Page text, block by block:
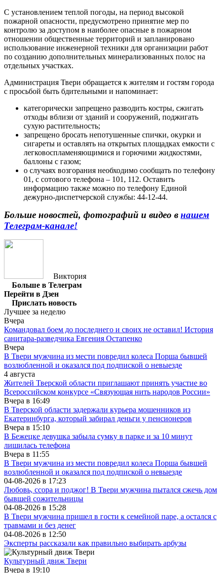
С установлением теплой погоды, на период высокой
пожарной опасности, предусмотрено принятие мер по
контролю за доступом в наиболее опасные в пожарном
отношении общественные территорий и запланировано
использование инженерной техники для организации работ
по созданию дополнительных минерализованных полос на
отдельных участках.
Администрация Твери обращается к жителям и гостям города
с просьбой быть бдительными и напоминает:
категорически запрещено разводить костры, сжигать
отходы вблизи от зданий и сооружений, поджигать
сухую растительность;
запрещено бросать непотушенные спички, окурки и
сигареты и оставлять на открытых площадках емкости с
легковоспламеняющимися и горючими жидкостями,
баллоны с газом;
о случаях возгорания необходимо сообщать по телефону
01, с сотового телефона – 101, 112. Оставить
информацию также можно по телефону Единой
дежурно-диспетчерской службы: 44-12-44.
Больше новостей, фотографий и видео в нашем
Телеграм-канале!
Виктория
Больше в Телеграм
Перейти в Дзен
Прислать новость
Лучшее за неделю
Вчера
Командовал боем до последнего и своих не оставил! История
санитара-разведчика Евгения Остапенко
Вчера
В Твери мужчина из мести повредил колеса Порша бывшей
возлюбленной и оказался под подпиской о невыезде
4 августа
Жителей Тверской области приглашают принять участие во
Все­рос­сий­ско­м конкурсе «Свя­зу­ю­щая нить на­ро­дов Рос­сии»
Вчера в 16:49
В Тверской области задержали курьера мошенников из
Екатеринбурга, который забирал деньги у пенсионеров
Вчера в 15:10
В Бежецке девушка забыла сумку в парке и за 10 минут
лишилась телефона
Вчера в 11:55
В Твери мужчина из мести повредил колеса Порша бывшей
возлюбленной и оказался под подпиской о невыезде
04-08-2026 в 17:23
Любовь, ссора и поджог! В Твери мужчина пытался сжечь дом
бывшей сожительницы
04-08-2026 в 15:28
В Твери мужчина пришел в гости к семейной паре, а остался с
травмами и без денег
04-08-2026 в 12:50
Эксперты рассказали как правильно выбирать арбузы
Культурный движ Твери
Вчера в 19:10